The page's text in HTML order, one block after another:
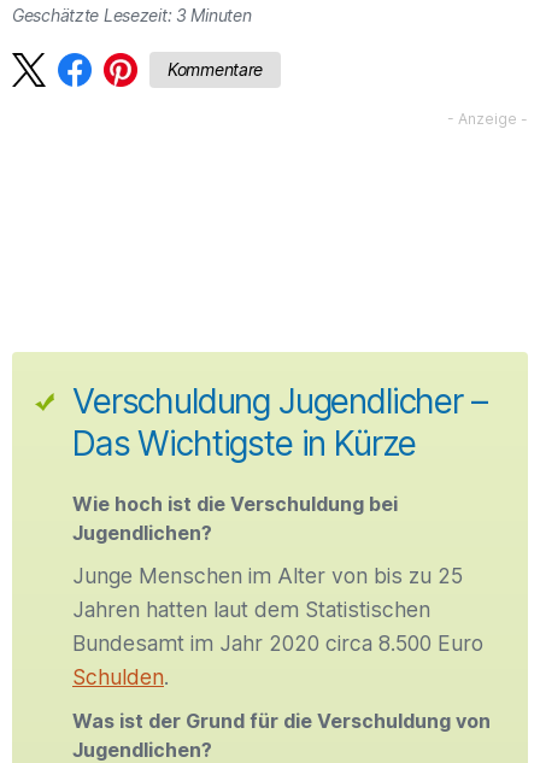
Geschätzte Lesezeit: 3 Minuten
Kommentare
Verschuldung Jugendlicher –
Das Wichtigste in Kürze
Wie hoch ist die Verschuldung bei
Jugendlichen?
Junge Menschen im Alter von bis zu 25
Jahren hatten laut dem Statistischen
Bundesamt im Jahr 2020 circa 8.500 Euro
Schulden.
Was ist der Grund für die Verschuldung von
Jugendlichen?